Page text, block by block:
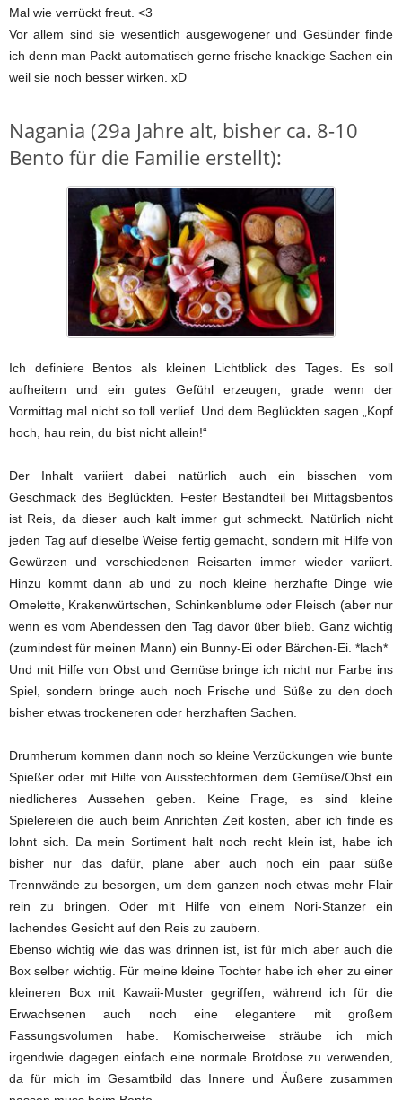
Mal wie verrückt freut. <3
Vor allem sind sie wesentlich ausgewogener und Gesünder finde
ich denn man Packt automatisch gerne frische knackige Sachen ein
weil sie noch besser wirken. xD
Nagania (29a Jahre alt, bisher ca. 8-10
Bento für die Familie erstellt):
Ich definiere Bentos als kleinen Lichtblick des Tages. Es soll
aufheitern und ein gutes Gefühl erzeugen, grade wenn der
Vormittag mal nicht so toll verlief. Und dem Beglückten sagen „Kopf
hoch, hau rein, du bist nicht allein!“
Der Inhalt variiert dabei natürlich auch ein bisschen vom
Geschmack des Beglückten. Fester Bestandteil bei Mittagsbentos
ist Reis, da dieser auch kalt immer gut schmeckt. Natürlich nicht
jeden Tag auf dieselbe Weise fertig gemacht, sondern mit Hilfe von
Gewürzen und verschiedenen Reisarten immer wieder variiert.
Hinzu kommt dann ab und zu noch kleine herzhafte Dinge wie
Omelette, Krakenwürtschen, Schinkenblume oder Fleisch (aber nur
wenn es vom Abendessen den Tag davor über blieb. Ganz wichtig
(zumindest für meinen Mann) ein Bunny-Ei oder Bärchen-Ei. *lach*
Und mit Hilfe von Obst und Gemüse bringe ich nicht nur Farbe ins
Spiel, sondern bringe auch noch Frische und Süße zu den doch
bisher etwas trockeneren oder herzhaften Sachen.
Drumherum kommen dann noch so kleine Verzückungen wie bunte
Spießer oder mit Hilfe von Ausstechformen dem Gemüse/Obst ein
niedlicheres Aussehen geben. Keine Frage, es sind kleine
Spielereien die auch beim Anrichten Zeit kosten, aber ich finde es
lohnt sich. Da mein Sortiment halt noch recht klein ist, habe ich
bisher nur das dafür, plane aber auch noch ein paar süße
Trennwände zu besorgen, um dem ganzen noch etwas mehr Flair
rein zu bringen. Oder mit Hilfe von einem Nori-Stanzer ein
lachendes Gesicht auf den Reis zu zaubern.
Ebenso wichtig wie das was drinnen ist, ist für mich aber auch die
Box selber wichtig. Für meine kleine Tochter habe ich eher zu einer
kleineren Box mit Kawaii-Muster gegriffen, während ich für die
Erwachsenen auch noch eine elegantere mit großem
Fassungsvolumen habe. Komischerweise sträube ich mich
irgendwie dagegen einfach eine normale Brotdose zu verwenden,
da für mich im Gesamtbild das Innere und Äußere zusammen